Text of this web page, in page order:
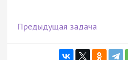
Предыдущая задача